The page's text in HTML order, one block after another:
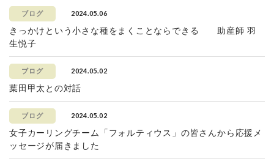
ブログ 2024.05.06
きっかけという小さな種をまくことならできる 助産師 羽
生悦子
ブログ 2024.05.02
葉田甲太との対話
ブログ 2024.05.02
女子カーリングチーム「フォルティウス」の皆さんから応援メ
ッセージが届きました